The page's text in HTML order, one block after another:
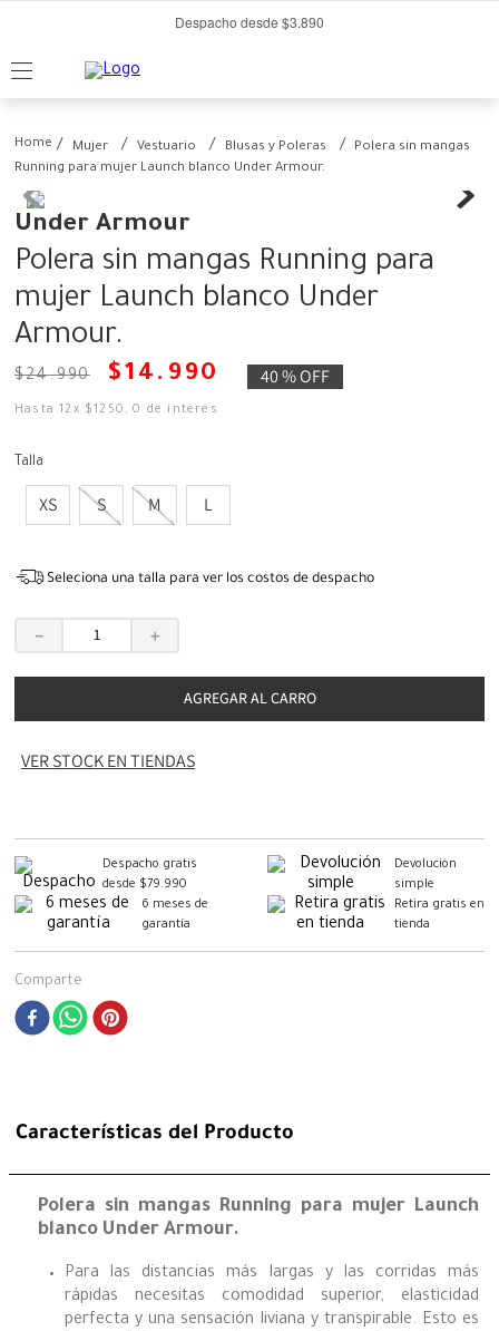
Despacho desde $3.890
Mujer Vestuario Blusas y Poleras
Polera sin mangas
Running para mujer Launch blanco Under Armour.
Under Armour
Polera sin mangas Running para
mujer Launch blanco Under
Armour.
$24.990 $14 . 990 40 %OFF
Hasta12 x $1250 ,0 de interés
Talla
XS S M L
Seleciona una talla para ver los costos de despacho
＋
－
AGREGAR AL CARRO
VER STOCK EN TIENDAS
Despacho gratis
desde $79.990
Devolución
simple
6 meses de
garantía
Retira gratis en
tienda
Comparte
Características del Producto
Polera sin mangas Running para mujer Launch
blanco Under Armour.
Para las distancias más largas y las corridas más
rápidas necesitas comodidad superior, elasticidad
perfecta y una sensación liviana y transpirable. Esto es